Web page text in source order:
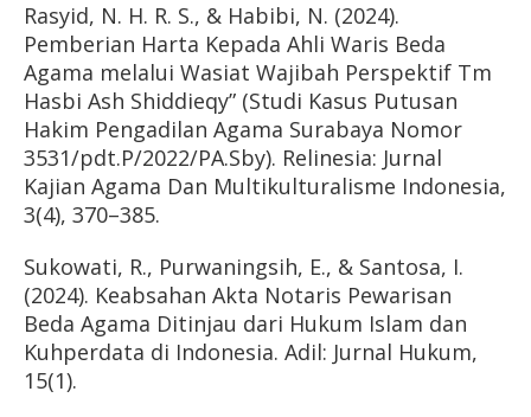
Rasyid, N. H. R. S., & Habibi, N. (2024).
Pemberian Harta Kepada Ahli Waris Beda
Agama melalui Wasiat Wajibah Perspektif Tm
Hasbi Ash Shiddieqy” (Studi Kasus Putusan
Hakim Pengadilan Agama Surabaya Nomor
3531/pdt.P/2022/PA.Sby). Relinesia: Jurnal
Kajian Agama Dan Multikulturalisme Indonesia,
3(4), 370–385.
Sukowati, R., Purwaningsih, E., & Santosa, I.
(2024). Keabsahan Akta Notaris Pewarisan
Beda Agama Ditinjau dari Hukum Islam dan
Kuhperdata di Indonesia. Adil: Jurnal Hukum,
15(1).